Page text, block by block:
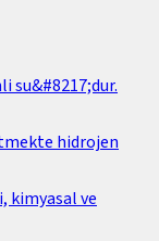
su&#8217;dur.
hidrojen
kimyasal ve